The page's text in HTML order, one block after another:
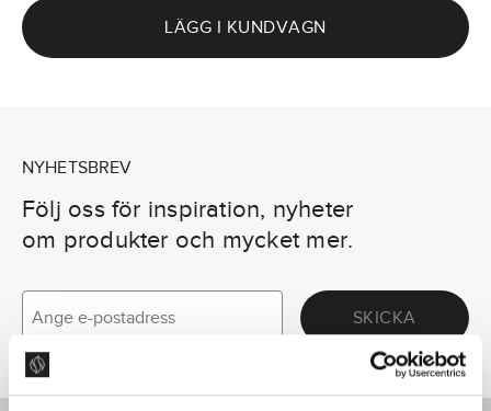
LÄGG I KUNDVAGN
NYHETSBREV
Följ oss för inspiration, nyheter
om produkter och mycket mer.
SKICKA